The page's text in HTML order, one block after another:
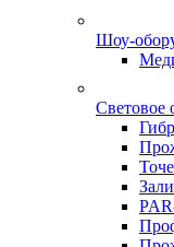
Шоу-
Световое